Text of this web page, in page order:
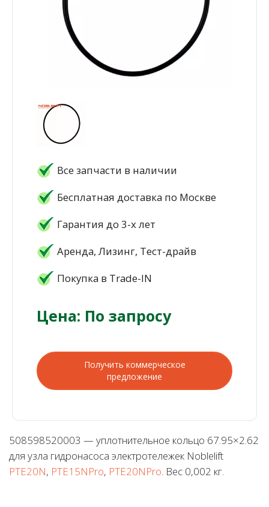
Все запчасти в наличии
Бесплатная доставка по Москве
Гарантия до 3-х лет
Аренда, Лизинг, Тест-драйв
Покупка в Trade-IN
Цена: По запросу
Получить коммерческое
предложение
508598520003 — уплотнительное кольцо 67.95×2.62
для узла гидронасоса электротележек Noblelift
PTE20N, PTE15NPro, PTE20NPro. Вес 0,002 кг.